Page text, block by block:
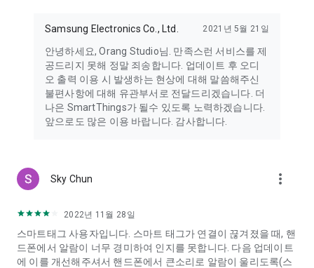
Samsung Electronics Co., Ltd. 2021년 5월 21일
안녕하세요, Orang Studio님. 만족스런 서비스를 제
공드리지 못해 정말 죄송합니다. 업데이트 후 오디
오 출력 이용 시 발생하는 현상에 대해 말씀해주신
불편사항에 대해 유관부서로 전달드리겠습니다. 더
나은 SmartThings가 될수 있도록 노력하겠습니다.
앞으로도 많은 이용 바랍니다. 감사합니다.
Sky Chun more_vert
2022년 11월 28일
스마트태그 사용자입니다. 스마트 태그가 연결이 끊겨졌을 때, 핸
드폰에서 알람이 너무 경미하여 인지를 못합니다. 다음 업데이트
에 이를 개선해주셔서 핸드폰에서 큰소리로 알람이 울리도록(스